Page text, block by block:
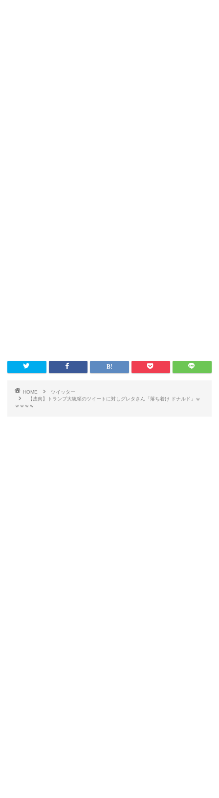
HOME
ツイッター
【皮肉】トランプ大統領のツイートに対しグレタさん「落ち着け ドナルド」ｗ
ｗｗｗｗ